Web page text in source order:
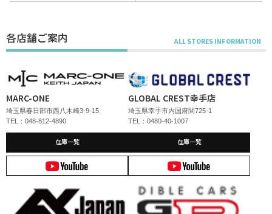
各店舗ご案内
MARC-ONE
埼玉県春日部市西八木崎3-9-15
TEL：048-812-4890
在庫一覧
GLOBAL CREST幸手店
埼玉県幸手市内国府間725-1
TEL：0480-40-1007
在庫一覧